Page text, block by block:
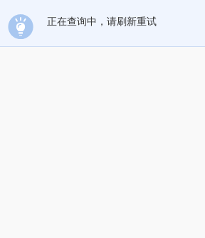
正在查询中，请刷新重试